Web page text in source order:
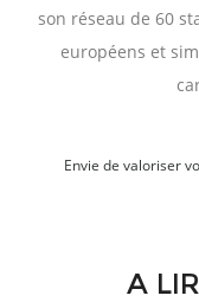
son réseau de 60
européens et
Envie de valoriser
A